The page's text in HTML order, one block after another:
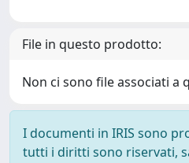
File in questo prodotto:
Non ci sono file associati a
I documenti in IRIS sono
tutti i diritti sono riservati,